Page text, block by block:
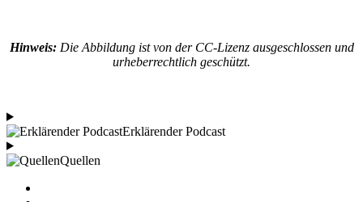
Hinweis: Die Abbildung ist von der CC-Lizenz ausgeschlossen und
urheberrechtlich geschützt.
Erklärender Podcast
Quellen